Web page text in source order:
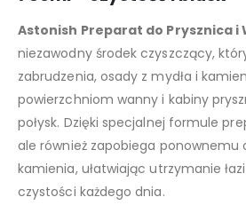
Astonish Preparat do Prysznica i
niezawodny środek czyszczący,
zabrudzenia, osady z mydła i
powierzchniom wanny i kabiny
połysk. Dzięki specjalnej formule
ale również zapobiega ponownemu
kamienia, ułatwiając utrzymanie
czystości każdego dnia.